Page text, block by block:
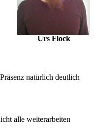
Urs Flock
natürlich deutlich
alle weiterarbeiten